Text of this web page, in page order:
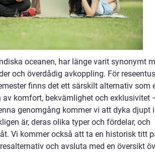
oceanen, har länge varit synonymt
och överdådig avkoppling. För
finns det ett särskilt alternativ som
komfort, bekvämlighet och exklusivitet
genomgång kommer vi att dyka djupt
är, deras olika typer och fördelar, och
Vi kommer också att ta en historisk titt
och avsluta med en översikt